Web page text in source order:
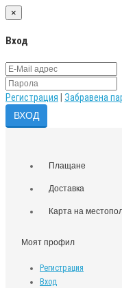
×
Вход
Регистрация Забравена
Плащане
Доставка
Карта на
Моят профил
Регистрация
Вход